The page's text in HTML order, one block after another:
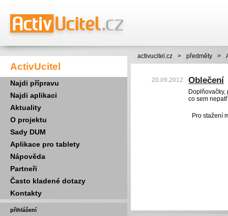
ActivUcitel
Najdi přípravu
Najdi aplikaci
Aktuality
O projektu
Sady DUM
Aplikace pro tablety
Nápověda
Partneři
Často kladené dotazy
Kontakty
přihlášení
activucitel.cz > předměty >
20.09.2012 Oblečení
co sem
Pro stažení